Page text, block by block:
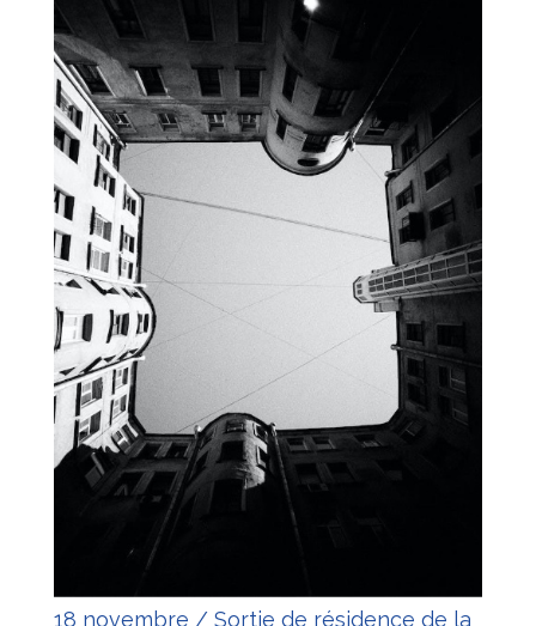
18 novembre / Sortie de résidence de la